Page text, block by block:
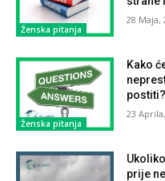
Ženska pitanja
28 Maja,
Ženska pitanja
Kako
postiti?
23
prije